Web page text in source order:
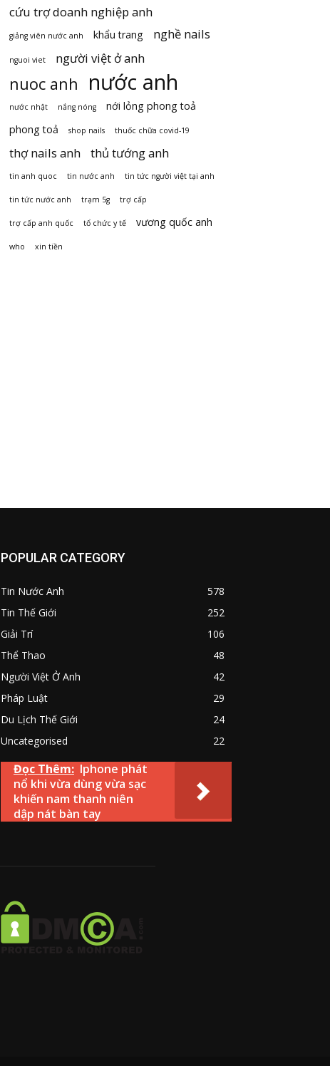
cứu trợ doanh nghiệp anh
giảng viên nước anh khẩu trang nghề nails
nguoi viet người việt ở anh
nuoc anh nước anh
nước nhật nắng nóng
nới lỏng phong toả
phong toả
shop nails thuốc chữa covid-19
thợ nails anh thủ tướng anh
tin anh quoc tin nước anh tin tức người việt tại anh
tin tức nước anh trạm 5g trợ cấp
trợ cấp anh quốc tổ chức y tế vương quốc anh
who xin tiền
POPULAR CATEGORY
Tin Nước Anh
578
Tin Thế Giới
252
Giải Trí
106
Thể Thao
48
Người Việt Ở Anh
42
Pháp Luật
29
Du Lịch Thế Giới
24
Uncategorised
22
Đọc Thêm: Iphone phát
nổ khi vừa dùng vừa sạc
khiến nam thanh niên
dập nát bàn tay